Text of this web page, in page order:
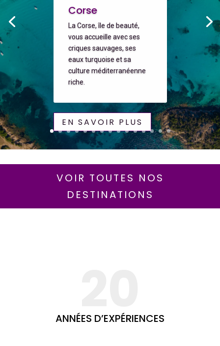
Corse
La Corse, île de beauté,
vous accueille avec ses
criques sauvages, ses
eaux turquoise et sa
culture méditerranéenne
riche.
EN SAVOIR PLUS
VOIR TOUTES NOS
DESTINATIONS
ANNÉES D’EXPÉRIENCES